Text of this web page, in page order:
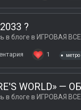
?
в блоге в ИГРОВАЯ
1 метро
WORLD» —
в блоге в ИГРОВАЯ